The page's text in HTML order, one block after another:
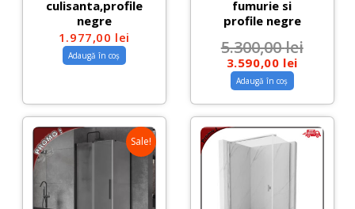
culisanta,profile
negre
1.977,00 lei
Adaugă în coș
fumurie si
profile negre
5.300,00lei
3.590,00 lei
Adaugă în coș
Sale!